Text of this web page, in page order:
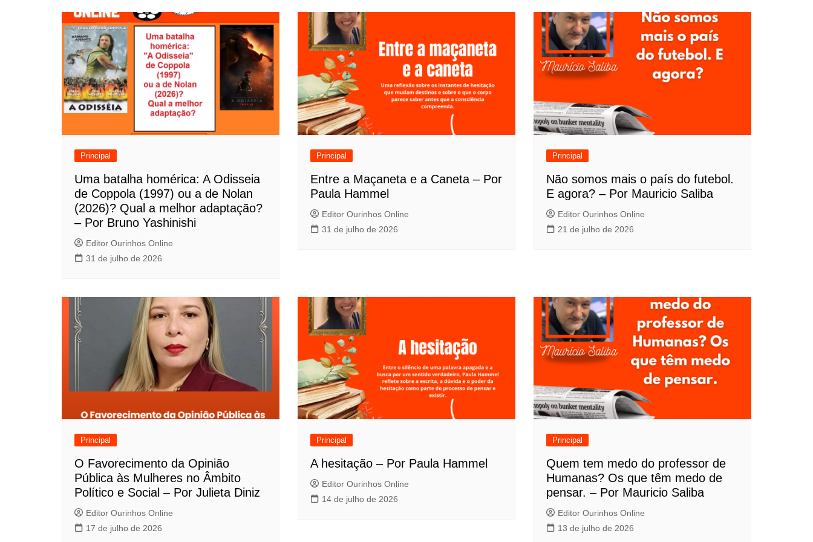
v
e
g
a
ç
ã
t
Principal
Uma batalha homérica: A Odisseia
de Coppola (1997) ou a de Nolan
(2026)? Qual a melhor adaptação?
– Por Bruno Yashinishi
Editor Ourinhos Online
31 de julho de 2026
Principal
Entre a Maçaneta e a Caneta – Por
Paula Hammel
Editor Ourinhos Online
31 de julho de 2026
Principal
Não somos mais o país do futebol.
E agora? – Por Mauricio Saliba
Editor Ourinhos Online
21 de julho de 2026
Principal
O Favorecimento da Opinião
Pública às Mulheres no Âmbito
Político e Social – Por Julieta Diniz
Editor Ourinhos Online
17 de julho de 2026
Principal
A hesitação – Por Paula Hammel
Editor Ourinhos Online
14 de julho de 2026
Principal
Quem tem medo do professor de
Humanas? Os que têm medo de
pensar. – Por Mauricio Saliba
Editor Ourinhos Online
13 de julho de 2026